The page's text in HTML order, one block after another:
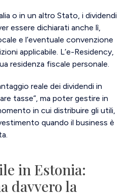
o in un altro Stato, i dividendi
essere dichiarati anche lì,
e l’eventuale convenzione
applicabile. L’e-Residency,
residenza fiscale personale.
reale dei dividendi in
tasse”, ma poter gestire in
in cui distribuire gli utili,
quando il business è
in Estonia:
davvero la